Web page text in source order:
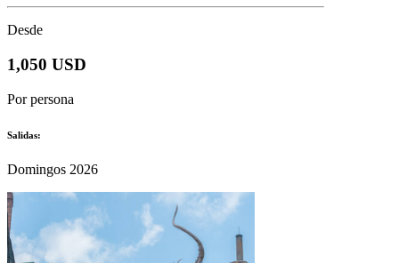
Desde
1,050 USD
Por persona
Salidas:
Domingos 2026